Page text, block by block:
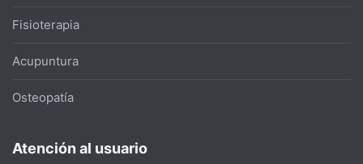
Fisioterapia
Acupuntura
Osteopatía
Atención al usuario